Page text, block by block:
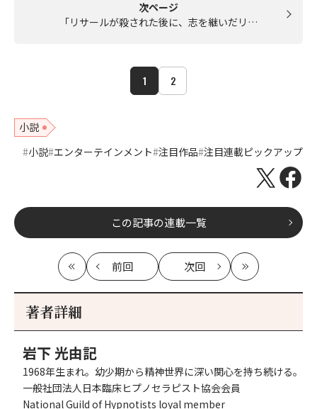
次ページ
「リサールが殺された後に、志を継いだリ…
1 2
小説
小説 エンターテインメント 注目作品 注目連載ピックアップ
この記事の連載一覧
最
初
前回
記
次回
記
最
新
著者詳細
岩下 光由記
1968年生まれ。幼少期から精神世界に深い関心を持ち続ける。
一般社団法人日本臨床ヒプノセラピスト協会会員
National Guild of Hypnotists loyal member